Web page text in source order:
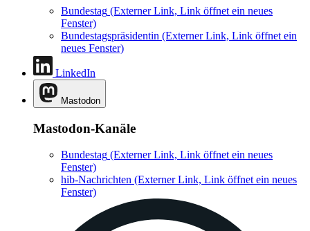
Bundestag (Externer Link, Link öffnet ein neues
Fenster)
Bundestagspräsidentin (Externer Link, Link öffnet ein
neues Fenster)
LinkedIn
Mastodon
Mastodon-Kanäle
Bundestag (Externer Link, Link öffnet ein neues
Fenster)
hib-Nachrichten (Externer Link, Link öffnet ein neues
Fenster)